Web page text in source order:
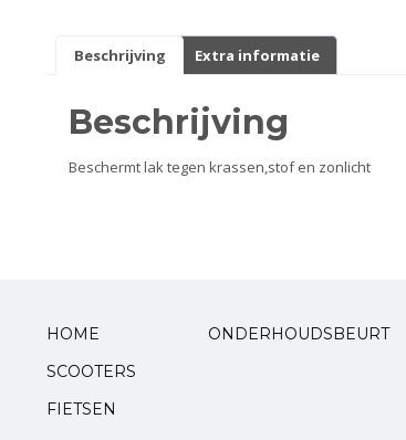
Beugels en dragers
Koffers en manden
Spiegels
Beschrijving Extra informatie
Beschrijving
Beschermt lak tegen krassen,stof en zonlicht
HOME
SCOOTERS
FIETSEN
ONDERHOUDSBEURT